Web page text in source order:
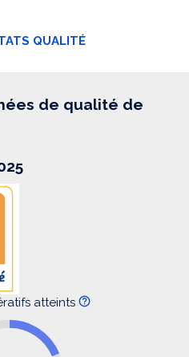
QUALITÉ
de qualité de
atteints